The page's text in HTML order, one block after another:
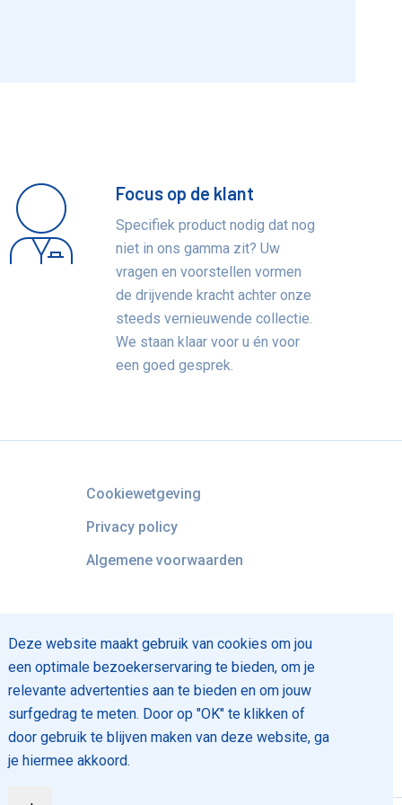
Focus op de klant
Specifiek product nodig dat nog
niet in ons gamma zit? Uw
vragen en voorstellen vormen
de drijvende kracht achter onze
steeds vernieuwende collectie.
We staan klaar voor u én voor
een goed gesprek.
Cookiewetgeving
Privacy policy
Algemene voorwaarden
Deze website maakt gebruik van cookies om jou
een optimale bezoekerservaring te bieden, om je
relevante advertenties aan te bieden en om jouw
surfgedrag te meten. Door op "OK" te klikken of
door gebruik te blijven maken van deze website, ga
je hiermee akkoord.